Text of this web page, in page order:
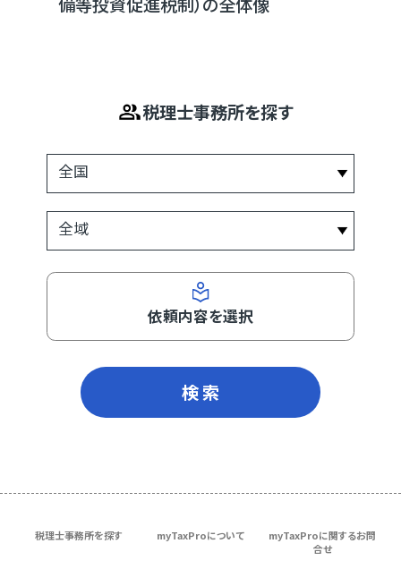
税理士事務所を探す
依頼内容を選択
検 索
税理士事務所を探す myTaxProについて
myTaxProに関するお問
合せ